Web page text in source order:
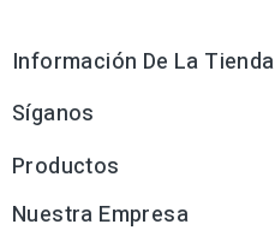
Información De La Tienda
Síganos
Productos
Nuestra Empresa